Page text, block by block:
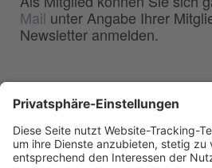
Mail unter Angabe Ihrer
Newsletter anmelden.